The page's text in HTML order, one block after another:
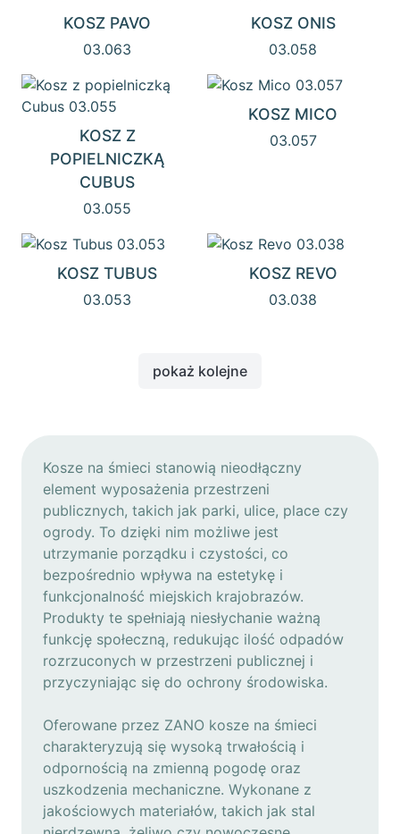
KOSZ PAVO
03.063
KOSZ ONIS
03.058
KOSZ Z
POPIELNICZKĄ
CUBUS
03.055
KOSZ MICO
03.057
KOSZ TUBUS
03.053
KOSZ REVO
03.038
pokaż kolejne
Kosze na śmieci stanowią nieodłączny
element wyposażenia przestrzeni
publicznych, takich jak parki, ulice, place czy
ogrody. To dzięki nim możliwe jest
utrzymanie porządku i czystości, co
bezpośrednio wpływa na estetykę i
funkcjonalność miejskich krajobrazów.
Produkty te spełniają niesłychanie ważną
funkcję społeczną, redukując ilość odpadów
rozrzuconych w przestrzeni publicznej i
przyczyniając się do ochrony środowiska.
Oferowane przez ZANO kosze na śmieci
charakteryzują się wysoką trwałością i
odpornością na zmienną pogodę oraz
uszkodzenia mechaniczne. Wykonane z
jakościowych materiałów, takich jak stal